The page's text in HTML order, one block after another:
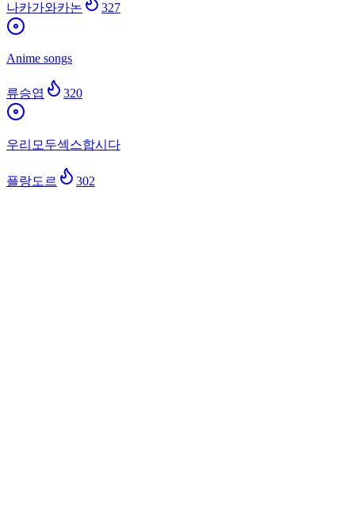
나카가와카논 327
Anime songs
류승엽 320
우리모두섹스합시다
플랑도르 302